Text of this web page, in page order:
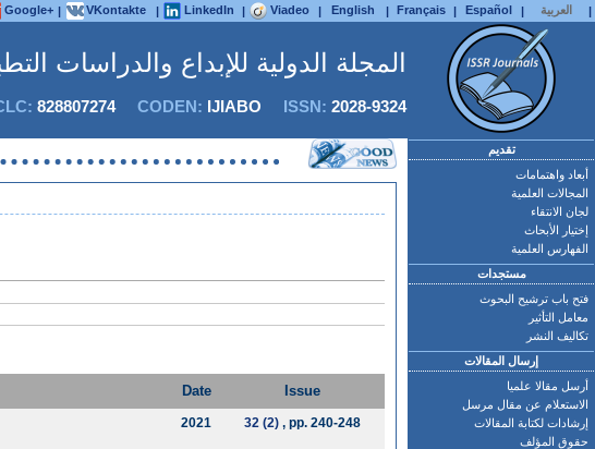
Google+ | VKontakte | LinkedIn | Viadeo | English | Français | Español | العربية |
المجلة الدولية للإبداع والدراسات
828807274CODEN: IJIABO ISSN: 2028-9324
Date Issue
2021 32 (2), pp. 240-248
تقديم
أبعاد واهتمامات
المجالات العلمية
لجان الانتقاء
إختيار الأبحاث
الفهارس العلمية
مستجدات
فتح باب ترشيح البحوث
معامل التأثير
تكاليف النشر
إرسال المقالات
أرسل مقالا علميا
الاستعلام عن مقال مرسل
إرشادات لكتابة المقالات
حقوق المؤلف